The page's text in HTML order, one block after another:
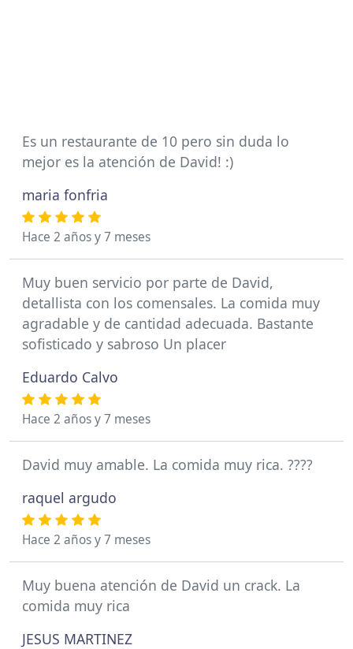
Es un restaurante de 10 pero sin duda lo
mejor es la atención de David! :)
maria fonfria
Hace 2 años y 7 meses
Muy buen servicio por parte de David,
detallista con los comensales. La comida muy
agradable y de cantidad adecuada. Bastante
sofisticado y sabroso Un placer
Eduardo Calvo
Hace 2 años y 7 meses
David muy amable. La comida muy rica. ????
raquel argudo
Hace 2 años y 7 meses
Muy buena atención de David un crack. La
comida muy rica
JESUS MARTINEZ